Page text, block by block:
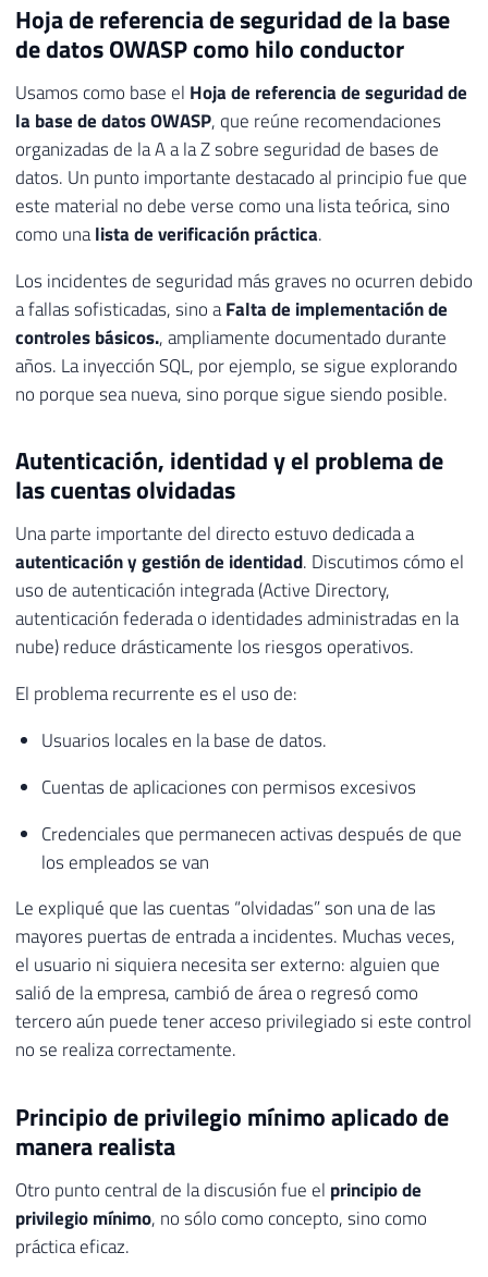
Hoja de referencia de seguridad de la base
de datos OWASP como hilo conductor
Usamos como base el Hoja de referencia de seguridad de
la base de datos OWASP, que reúne recomendaciones
organizadas de la A a la Z sobre seguridad de bases de
datos. Un punto importante destacado al principio fue que
este material no debe verse como una lista teórica, sino
como unalista de verificación práctica.
Los incidentes de seguridad más graves no ocurren debido
a fallas sofisticadas, sino aFalta de implementación de
controles básicos., ampliamente documentado durante
años. La inyección SQL, por ejemplo, se sigue explorando
no porque sea nueva, sino porque sigue siendo posible.
Autenticación, identidad y el problema de
las cuentas olvidadas
Una parte importante del directo estuvo dedicada a
autenticación y gestión de identidad. Discutimos cómo el
uso de autenticación integrada (Active Directory,
autenticación federada o identidades administradas en la
nube) reduce drásticamente los riesgos operativos.
El problema recurrente es el uso de:
Usuarios locales en la base de datos.
Cuentas de aplicaciones con permisos excesivos
Credenciales que permanecen activas después de que
los empleados se van
Le expliqué que las cuentas “olvidadas” son una de las
mayores puertas de entrada a incidentes. Muchas veces,
el usuario ni siquiera necesita ser externo: alguien que
salió de la empresa, cambió de área o regresó como
tercero aún puede tener acceso privilegiado si este control
no se realiza correctamente.
Principio de privilegio mínimo aplicado de
manera realista
Otro punto central de la discusión fue el principio de
privilegio mínimo, no sólo como concepto, sino como
práctica eficaz.